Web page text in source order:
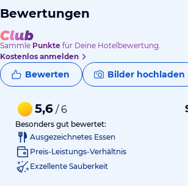
Bewertungen
Sammle Punkte für Deine Hotelbewertung.
Kostenlos anmelden
Bewerten Bilder hochladen
5,6 / 6
Besonders gut bewertet:
Ausgezeichnetes Essen
Preis-Leistungs-Verhältnis
Exzellente Sauberkeit